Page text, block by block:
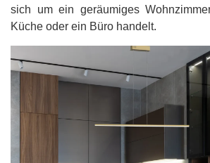
sich um ein geräumiges
Küche oder ein Büro handelt.